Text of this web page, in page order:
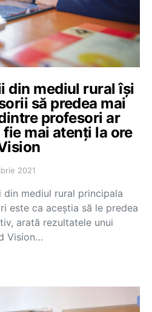
din mediul rural își
să predea mai
profesori ar
mai atenți la ore
2021
din mediul rural principala
este ca aceștia să le predea
arată rezultatele unui
Vision…